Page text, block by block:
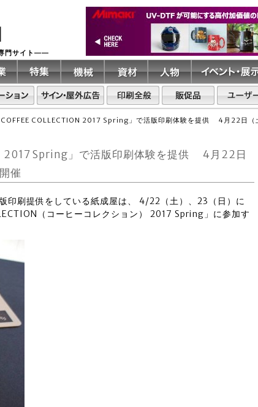
門サイト――
COFFEE COLLECTION 2017 Spring」で活版印刷体験を提供 4月22日（
2017 Spring」で活版印刷体験を提供 4月22日
催
印刷提供をしている紙成屋は、 4/22（土）、23（日）に
（コーヒーコレクション） 2017 Spring」に参加す